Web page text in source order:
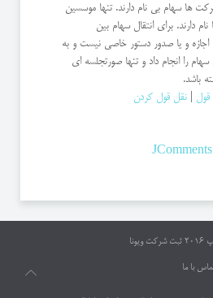
ها سهام بی نام دارند. تنها موسسین
دارند. برای انتقال سهام بین
اجازه و یا صدور دستور خاصی نیست و به
سهام را انجام داد و تنها صورتجلسه ای
باشد.
قول
نقل قول کردن
JComments
ثبت شرکت ویونا
با ما